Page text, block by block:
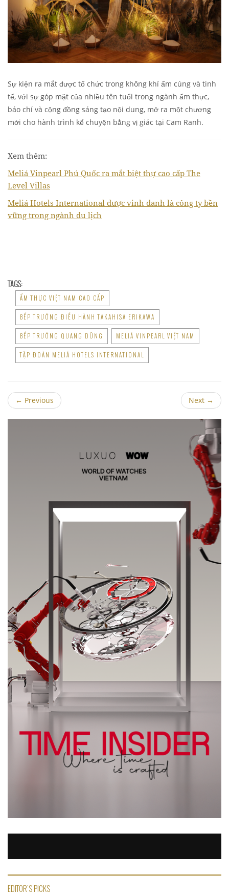
Sự kiện ra mắt được tổ chức trong không khí ấm cúng và tinh
tế, với sự góp mặt của nhiều tên tuổi trong ngành ẩm thực,
báo chí và cộng đồng sáng tạo nội dung, mở ra một chương
mới cho hành trình kể chuyện bằng vị giác tại Cam Ranh.
Xem thêm:
Meliá Vinpearl Phú Quốc ra mắt biệt thự cao cấp The
Level Villas
Meliá Hotels International được vinh danh là công ty bền
vững trong ngành du lịch
TAGS:
ẨM THỰC VIỆT NAM CAO CẤP
BẾP TRƯỞNG ĐIỀU HÀNH TAKAHISA ERIKAWA
BẾP TRƯỞNG QUANG DŨNG MELIÁ VINPEARL VIỆT NAM
TẬP ĐOÀN MELIÁ HOTELS INTERNATIONAL
← Previous Next →
EDITOR'S PICKS